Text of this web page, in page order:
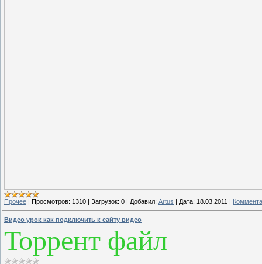
Прочее Просмотров: 1310 Загрузок: 0 Добавил: Artus Дата: 18.03.2011
Видео урок как подключить к сайту видео
Торрент файл